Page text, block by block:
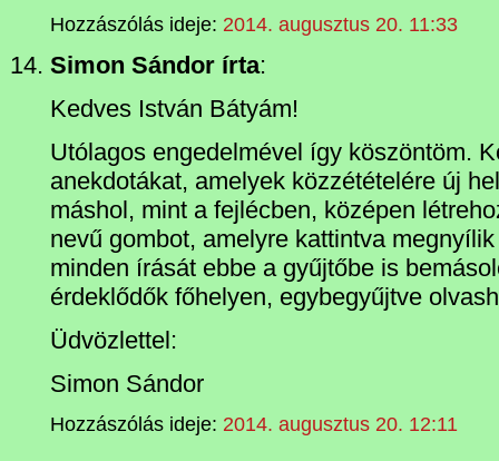
Hozzászólás ideje: 2014. augusztus 20. 11:33
Simon Sándor írta:
Kedves István Bátyám!
Utólagos engedelmével így köszöntöm.
anekdotákat, amelyek közzétételére új
máshol, mint a fejlécben, középen
nevű gombot, amelyre kattintva
minden írását ebbe a gyűjtőbe is
érdeklődők főhelyen, egybegyűjtve
Üdvözlettel:
Simon Sándor
Hozzászólás ideje: 2014. augusztus 20. 12:11